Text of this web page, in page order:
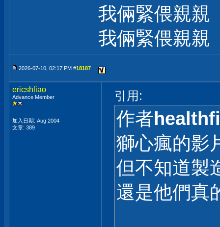
我倆緊偎親
我倆緊偎親
2026-07-10, 02:17 PM #18187
ericshliao
Advance Member
加入日期: Aug 2004
文章: 389
引用:
作者
獅心瘋的影
但不知道製
還是他們真